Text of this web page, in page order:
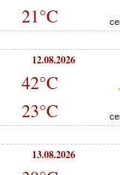
21°C
12.08.2026
42°C
23°C
13.08.2026